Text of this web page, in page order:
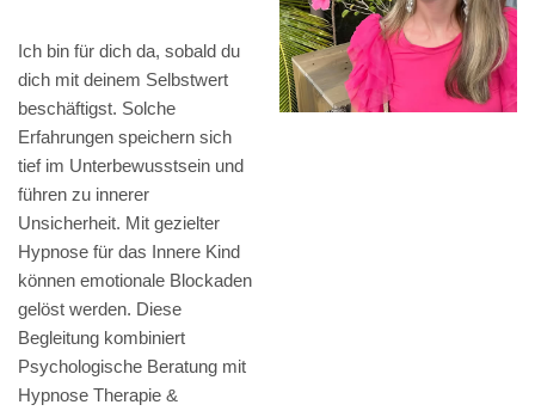
Ich bin für dich da, sobald du
dich mit deinem Selbstwert
beschäftigst. Solche
Erfahrungen speichern sich
tief im Unterbewusstsein und
führen zu innerer
Unsicherheit. Mit gezielter
Hypnose für das Innere Kind
können emotionale Blockaden
gelöst werden. Diese
Begleitung kombiniert
Psychologische Beratung mit
Hypnose Therapie &